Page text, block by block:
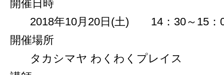
開催日時
2018年10月20日(土) 14：30～15：
開催場所
タカシマヤ わくわくプレイス